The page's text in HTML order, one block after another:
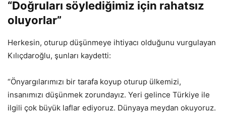
“Doğruları söylediğimiz için rahatsız
oluyorlar”
Herkesin, oturup düşünmeye ihtiyacı olduğunu vurgulayan
Kılıçdaroğlu, şunları kaydetti:
“Önyargılarımızı bir tarafa koyup oturup ülkemizi,
insanımızı düşünmek zorundayız. Yeri gelince Türkiye ile
ilgili çok büyük laflar ediyoruz. Dünyaya meydan okuyoruz.